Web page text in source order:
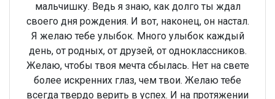
мальчишку. Ведь я знаю, как долго ты ждал
своего дня рождения. И вот, наконец, он настал.
Я желаю тебе улыбок. Много улыбок каждый
день, от родных, от друзей, от одноклассников.
Желаю, чтобы твоя мечта сбылась. Нет на свете
более искренних глаз, чем твои. Желаю тебе
всегда твердо верить в успех. И на протяжении